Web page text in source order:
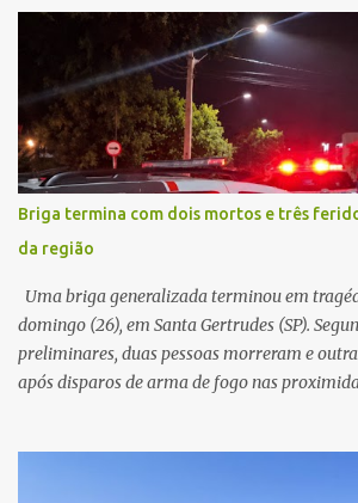
partida. Ainda segundo o registro policial, o
carro, certificou-se de que todas as portas
permaneceu com a chave de ignição e se
cerca de dez minutos para buscar ajuda. Ao
que o automóvel havia desaparecido. A
pelas imediações, mas não conseguiu
Conforme o boletim, um menino de
relatou ter visto a Spin passando pelo local
característica compatível com o problema
já apresentava antes do furto. O carro possui
v...
Briga termina com dois mortos e três
da região
Uma briga generalizada terminou em
domingo (26), em Santa Gertrudes (SP).
preliminares, duas pessoas morreram e
após disparos de arma de fogo nas